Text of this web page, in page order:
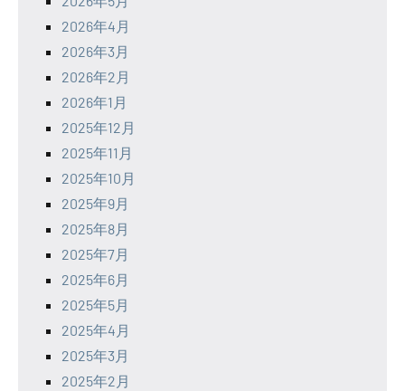
2026年4月
2026年3月
2026年2月
2026年1月
2025年12月
2025年11月
2025年10月
2025年9月
2025年8月
2025年7月
2025年6月
2025年5月
2025年4月
2025年3月
2025年2月